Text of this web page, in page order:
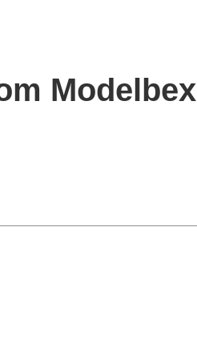
Modelbex